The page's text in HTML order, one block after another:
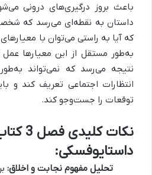
باعث بروز درگیری‌های درونی
داستان به نقطه‌ای می‌رسد که
که آیا به راستی می‌توان با
به‌طور مستقل از این معیارها عمل
نتیجه می‌رسد که نمی‌تواند
انتظارات اجتماعی تعریف کند و
توقعات را جست‌وجو کند.
نکات
داستایوفسکی:
تحلیل مفهوم نجابت و اخلاق: